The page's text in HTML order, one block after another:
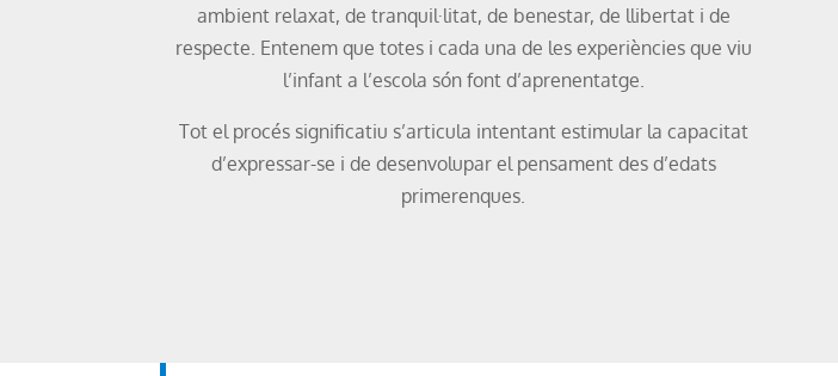
ambient relaxat, de tranquil·litat, de benestar, de llibertat i de
respecte. Entenem que totes i cada una de les experiències que viu
l’infant a l’escola són font d’aprenentatge.
Tot el procés significatiu s’articula intentant estimular la capacitat
d’expressar-se i de desenvolupar el pensament des d’edats
primerenques.